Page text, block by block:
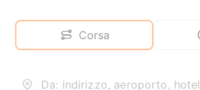
Corsa
Da: indirizzo, aeroporto, hotel